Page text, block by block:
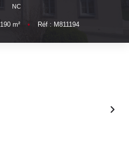
NC
190 m² • Réf : M811194